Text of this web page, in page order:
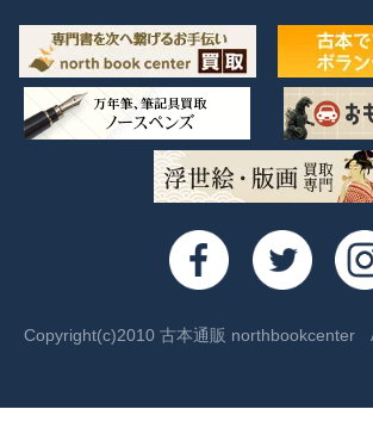
Copyright(c)2010 古本通販 northbookcenter